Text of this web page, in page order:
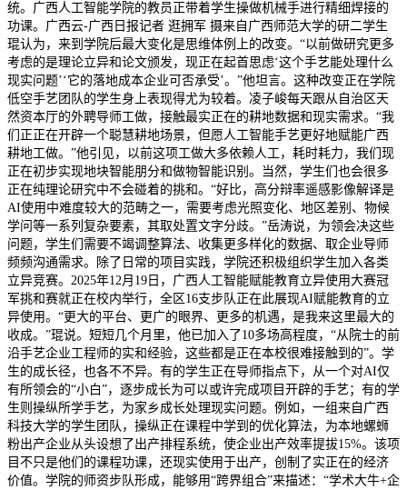
统。广西人工智能学院的教员正带着学生操做机械手进行精细焊接的
功课。广西云-广西日报记者 逛拥军 摄来自广西师范大学的研二学生
琨认为，来到学院后最大变化是思维体例上的改变。“以前做研究更多
考虑的是理论立异和论文颁发，现正在起首思虑‘这个手艺能处理什么
现实问题’‘它的落地成本企业可否承受’。”他坦言。这种改变正在学院
低空手艺团队的学生身上表现得尤为较着。凌子峻每天跟从自治区天
然资本厅的外聘导师工做，接触最实正在的耕地数据和现实需求。“我
们正正在开辟一个聪慧耕地场景，但愿人工智能手艺更好地赋能广西
耕地工做。”他引见，以前这项工做大多依赖人工，耗时耗力，我们现
正在初步实现地块智能朋分和做物智能识别。当然，学生们也会很多
正在纯理论研究中不会碰着的挑和。“好比，高分辩率遥感影像解译是
AI使用中难度较大的范畴之一，需要考虑光照变化、地区差别、物候
学问等一系列复杂要素，其取处置文字分歧。”岳涛说，为领会决这些
问题，学生们需要不竭调整算法、收集更多样化的数据、取企业导师
频频沟通需求。除了日常的项目实践，学院还积极组织学生加入各类
立异竞赛。2025年12月19日，广西人工智能赋能教育立异使用大赛冠
军挑和赛就正在校内举行，全区16支步队正在此展现AI赋能教育的立
异使用。“更大的平台、更广的眼界、更多的机遇，是我来这里最大的
收成。”琨说。短短几个月里，他已加入了10多场高程度，“从院士的前
沿手艺企业工程师的实和经验，这些都是正在本校很难接触到的”。学
生的成长径，也各不不异。有的学生正在导师指点下，从一个对AI仅
有所领会的“小白”，逐步成长为可以或许完成项目开辟的手艺；有的学
生则操纵所学手艺，为家乡成长处理现实问题。例如，一组来自广西
科技大学的学生团队，操纵正在课程中学到的优化算法，为本地螺蛳
粉出产企业从头设想了出产排程系统，使企业出产效率提拔15%。该项
目不只是他们的课程功课，还现实使用于出产，创制了实正在的经济
价值。学院的师资步队形成，能够用“跨界组合”来描述：“学术大牛+企